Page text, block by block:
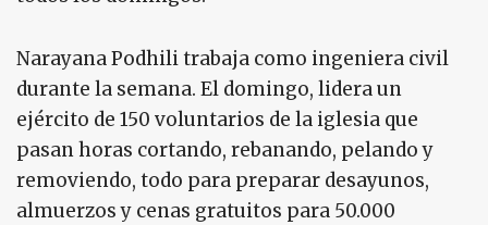
Narayana Podhili trabaja como ingeniera civil
durante la semana. El domingo, lidera un
ejército de 150 voluntarios de la iglesia que
pasan horas cortando, rebanando, pelando y
removiendo, todo para preparar desayunos,
almuerzos y cenas gratuitos para 50.000